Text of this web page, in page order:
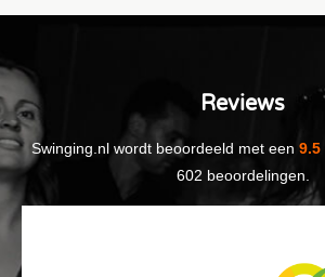
Reviews
Swinging.nl wordt beoordeeld met een 9.5
602 beoordelingen.